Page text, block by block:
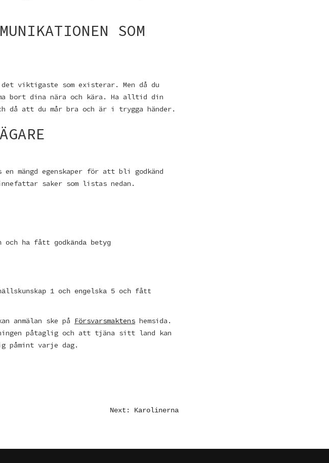
SOM
viktigaste som existerar. Men då du
bort dina nära och kära. Ha alltid din
då att du mår bra och är i trygga händer.
mängd egenskaper för att bli godkänd
saker som listas nedan.
och ha fått godkända betyg
1 och engelska 5 och fått
anmälan ske på Försvarsmaktens hemsida.
påtaglig och att tjäna sitt land kan
påmint varje dag.
Next: Karolinerna